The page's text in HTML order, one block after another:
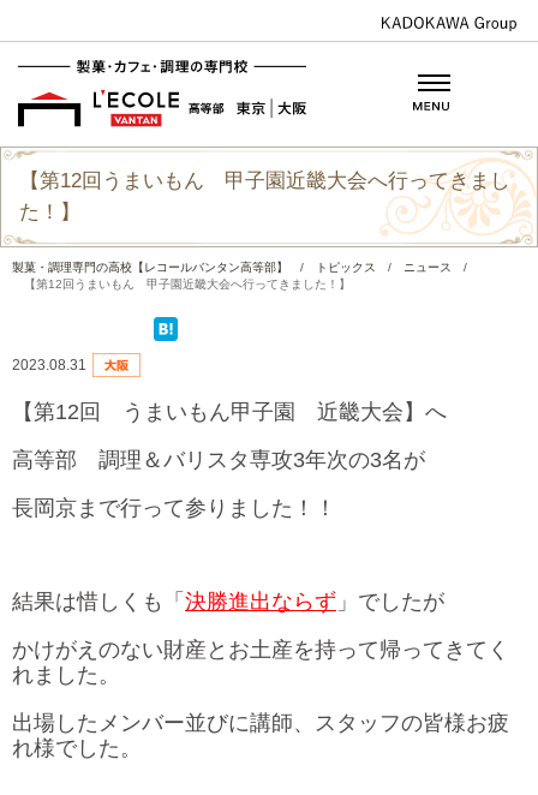
【第12回うまいもん 甲子園近畿大会へ行ってきまし
た！】
製菓・調理専門の高校【レコールバンタン高等部】 / トピックス / ニュース
/
【第12回うまいもん 甲子園近畿大会へ行ってきました！】
2023.08.31
【第12回 うまいもん甲子園 近畿大会】へ
高等部 調理＆バリスタ専攻3年次の3名が
長岡京まで行って参りました！！
結果は惜しくも「 決勝進出ならず 」でしたが
かけがえのない財産とお土産を持って帰ってきてく
れました。
出場したメンバー並びに講師、スタッフの皆様お疲
れ様でした。